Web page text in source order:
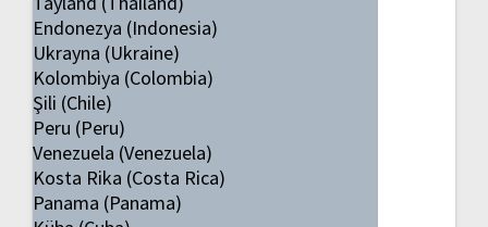
Endonezya (Indonesia)
Ukrayna (Ukraine)
Kolombiya (Colombia)
Şili (Chile)
Peru (Peru)
Venezuela (Venezuela)
Kosta Rika (Costa Rica)
Panama (Panama)